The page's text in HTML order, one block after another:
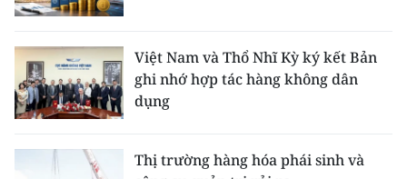
Việt Nam và Thổ Nhĩ Kỳ ký kết Bản
ghi nhớ hợp tác hàng không dân
dụng
Thị trường hàng hóa phái sinh và